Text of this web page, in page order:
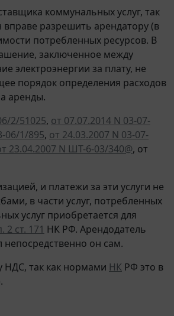
коммунальных услуг, так
разрешить арендатору (в
потребленных ресурсов. В
заключенное между
электроэнергии за плату, не
порядок определения расходов
аренды.
2/51025, от 07.07.2014 N 03-07-
06/1/895, от 24.03.2007 N 03-07-
23.04.2007 N ШТ-6-03/340@, от
и платежи за эти услуги не
в части услуг, потребленных
услуг приобретается для
2 ст. 171 НК РФ. Арендодатель
он сам.
НДС, так как нормами НК РФ это в